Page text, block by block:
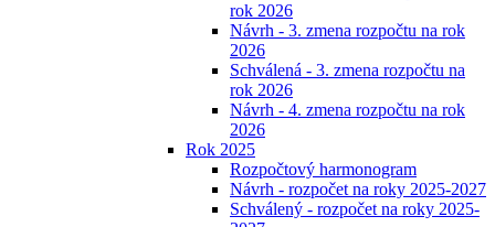
rok 2026
Návrh - 3. zmena rozpočtu na rok
2026
Schválená - 3. zmena rozpočtu na
rok 2026
Návrh - 4. zmena rozpočtu na rok
2026
Rok 2025
Rozpočtový harmonogram
Návrh - rozpočet na roky 2025-2027
Schválený - rozpočet na roky 2025-